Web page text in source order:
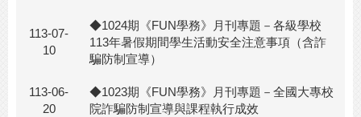
113-07-
10
◆1024期《FUN學務》月刊專題－各級學校
113年暑假期間學生活動安全注意事項（含詐
騙防制宣導）
113-06-
20
◆1023期《FUN學務》月刊專題－全國大專校
院詐騙防制宣導與課程執行成效